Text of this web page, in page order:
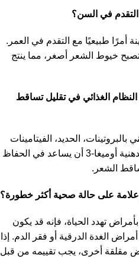
في السن؟
أمرًا طبيعيًا مع التقدم في العمر.
خيوط الشعر أصغر، مما ينتج
الغذائي في تقليل تساقط
الحديد، الفيتامينات
(خصوصًا فيتامين د)، والأحماض الدهنية أوميغا-3 أن يساعد في الحفاظ
الشعر.
على حالة صحية أكثر خطورة؟
تهدد الحياة، فإنه قد يكون
الغدة الدرقية أو فقر الدم. إذا
مقلقة أخرى، يجب تقييمه من قبل